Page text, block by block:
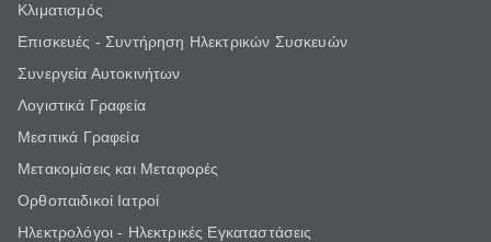
Κλιματισμός
Επισκευές - Συντήρηση Ηλεκτρικών Συσκευών
Συνεργεία Αυτοκινήτων
Λογιστικά Γραφεία
Μεσιτικά Γραφεία
Μετακομίσεις και Μεταφορές
Ορθοπαιδικοί Ιατροί
Ηλεκτρολόγοι - Ηλεκτρικές Εγκαταστάσεις